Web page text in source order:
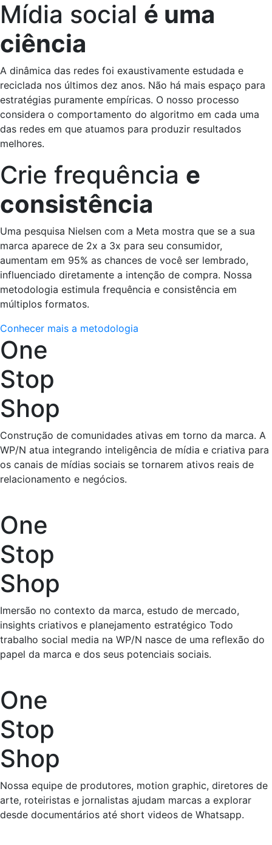
Mídia social é uma
ciência
A dinâmica das redes foi exaustivamente estudada e
reciclada nos últimos dez anos. Não há mais espaço para
estratégias puramente empíricas. O nosso processo
considera o comportamento do algoritmo em cada uma
das redes em que atuamos para produzir resultados
melhores.
Crie frequência e
consistência
Uma pesquisa Nielsen com a Meta mostra que se a sua
marca aparece de 2x a 3x para seu consumidor,
aumentam em 95% as chances de você ser lembrado,
influenciado diretamente a intenção de compra. Nossa
metodologia estimula frequência e consistência em
múltiplos formatos.
Conhecer mais a metodologia
One
Stop
Shop
Construção de comunidades ativas em torno da marca. A
WP/N atua integrando inteligência de mídia e criativa para
os canais de mídias sociais se tornarem ativos reais de
relacionamento e negócios.
One
Stop
Shop
Imersão no contexto da marca, estudo de mercado,
insights criativos e planejamento estratégico Todo
trabalho social media na WP/N nasce de uma reflexão do
papel da marca e dos seus potenciais sociais.
One
Stop
Shop
Nossa equipe de produtores, motion graphic, diretores de
arte, roteiristas e jornalistas ajudam marcas a explorar
desde documentários até short videos de Whatsapp.